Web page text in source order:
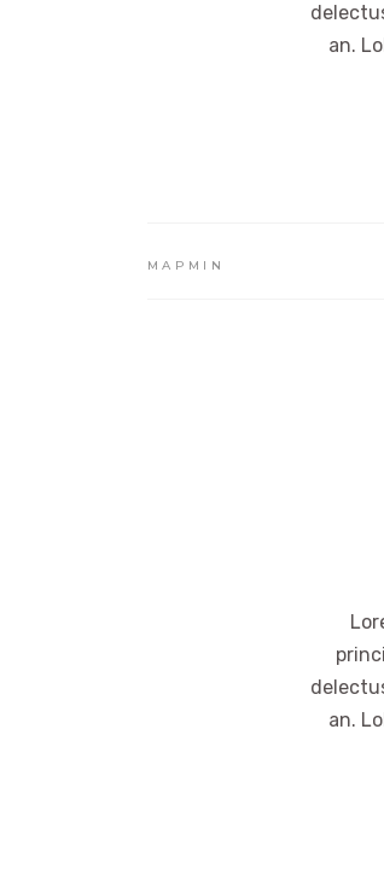
an.
MAPMIN
an.